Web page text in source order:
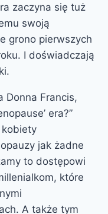
zaczyna się tuż
swoją
grono pierwszych
I doświadczają
Donna Francis,
era?”
kobiety
jak żadne
to dostępowi
które
A także tym